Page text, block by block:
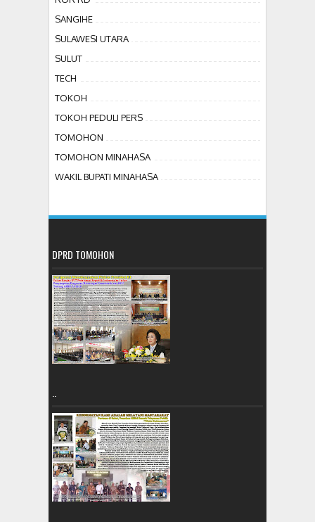
SANGIHE
SULAWESI UTARA
SULUT
TECH
TOKOH
TOKOH PEDULI PERS
TOMOHON
TOMOHON MINAHASA
WAKIL BUPATI MINAHASA
DPRD TOMOHON